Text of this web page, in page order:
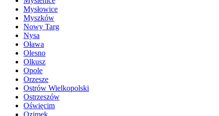
Mysłowice
Myszków
Nowy Targ
Nysa
Oława
Olesno
Olkusz
Opole
Orzesze
Ostrów Wielkopolski
Ostrzeszów
Oświęcim
Ozimek